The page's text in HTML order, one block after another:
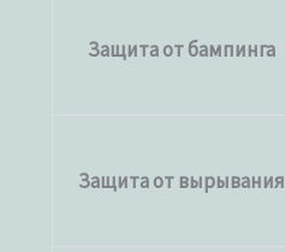
Защита от бампинга
Защита от вырывания